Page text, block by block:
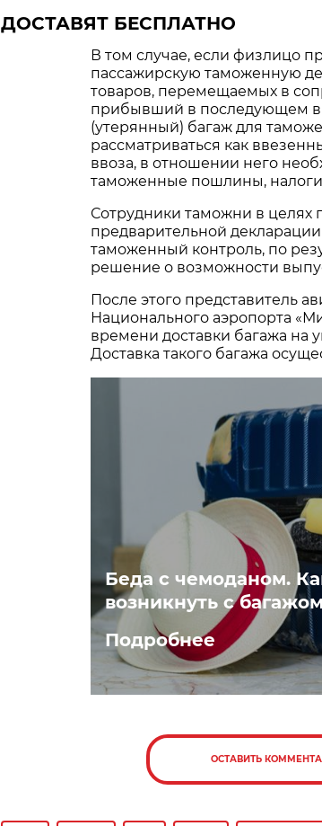
ДОСТАВЯТ БЕСПЛАТНО
В том случае, если физлицо
пассажирскую таможенную
товаров, перемещаемых в
прибывший в последующем в
(утерянный) багаж для
рассматриваться как
ввоза, в отношении него
таможенные пошлины,
Сотрудники таможни в целях
предварительной
таможенный контроль, по
решение о возможности
После этого представитель
Национального аэропорта
времени доставки багажа на
Доставка такого багажа
Беда с чемоданом.
возникнуть с
Подробнее
ОСТАВИТЬ